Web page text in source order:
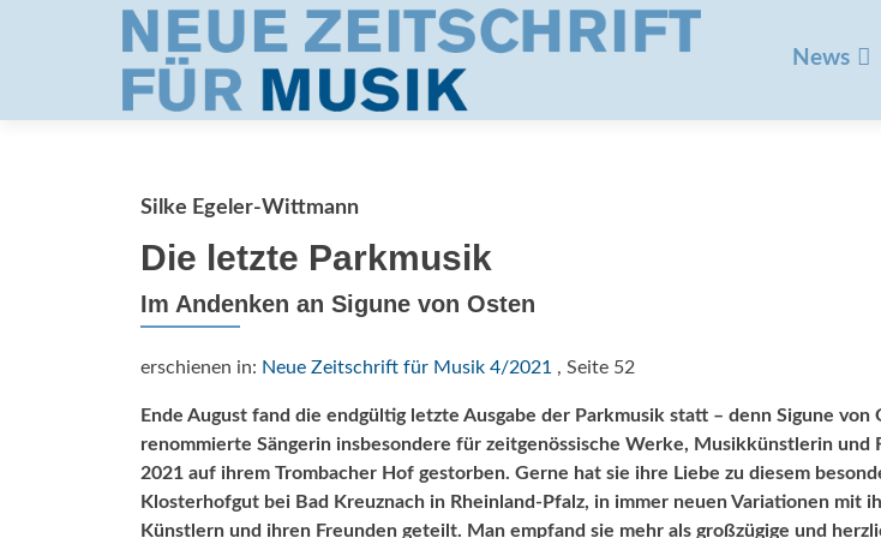
springen
News
Silke Egeler-Wittmann
Die letzte Parkmusik
Im Andenken an Sigune von Osten
erschienen in: Neue Zeitschrift für Musik 4/2021 , Seite 52
Ende August fand die endgültig letzte Ausgabe der Parkmusik statt – denn Sigune von
renommierte Sängerin insbesondere für zeitgenössische Werke, Musikkünstlerin und
2021 auf ihrem Trombacher Hof gestorben. Gerne hat sie ihre Liebe zu diesem
Klosterhofgut bei Bad Kreuznach in Rheinland-Pfalz, in immer neuen Variationen mit
Künstlern und ihren Freunden geteilt. Man empfand sie mehr als großzügige und